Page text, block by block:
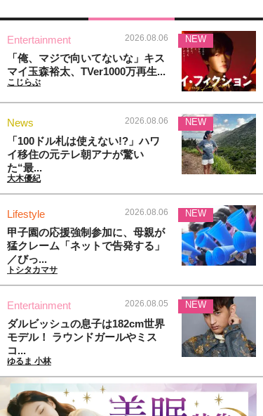
Entertainment 2026.08.06
「俺、マジで向いてないな」キス
マイ玉森裕太、TVer1000万再生...
こじらぶ
NEW
News 2026.08.06
「100ドル札は使えない!?」ハワ
イ移住の元テレ朝アナが驚い
た“最...
大木優紀
NEW
Lifestyle 2026.08.06
甲子園の応援強制参加に、母親が
猛クレーム「ネットで告発する」
／びっ...
トシタカマサ
NEW
Entertainment 2026.08.05
ダルビッシュの息子は182cm世界
モデル！ ラウンドガールやミス
コ...
ゆるま 小林
NEW